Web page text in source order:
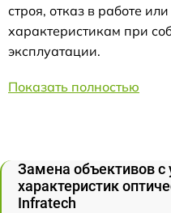
строя, отказ в работе
характеристикам при
эксплуатации.
Показать полностью
Замена объективов
характеристик
Infratech